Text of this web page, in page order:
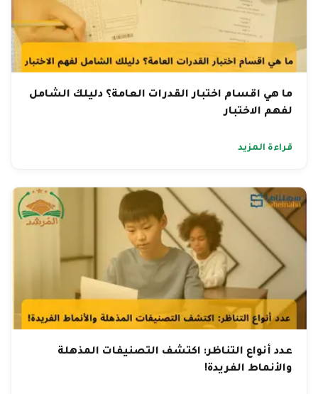
ما هي اقسام اختبار القدرات العامة؟ دليلك الشامل
لفهم الاختبار
قراءة المزيد
عدد أنواع التناظر: اكتشف التصنيفات المذهلة
والأنماط الفريدة!